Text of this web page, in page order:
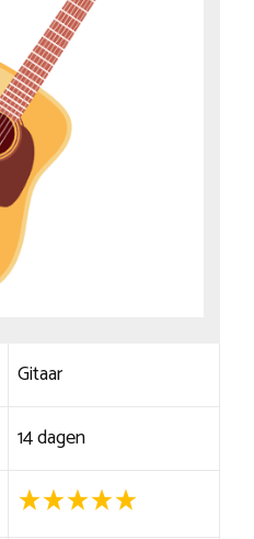
Gitaar
14 dagen